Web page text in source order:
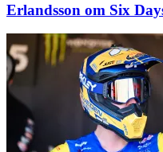
Erlandsson om Six